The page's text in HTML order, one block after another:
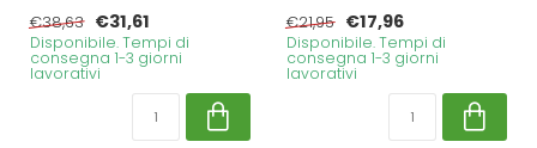
€38,63 €31,61
Disponibile. Tempi di
consegna 1-3 giorni
lavorativi
€21,95 €17,96
Disponibile. Tempi di
consegna 1-3 giorni
lavorativi